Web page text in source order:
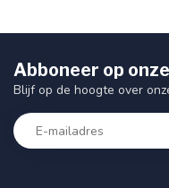
Abboneer op
Blijf op de hoogte over